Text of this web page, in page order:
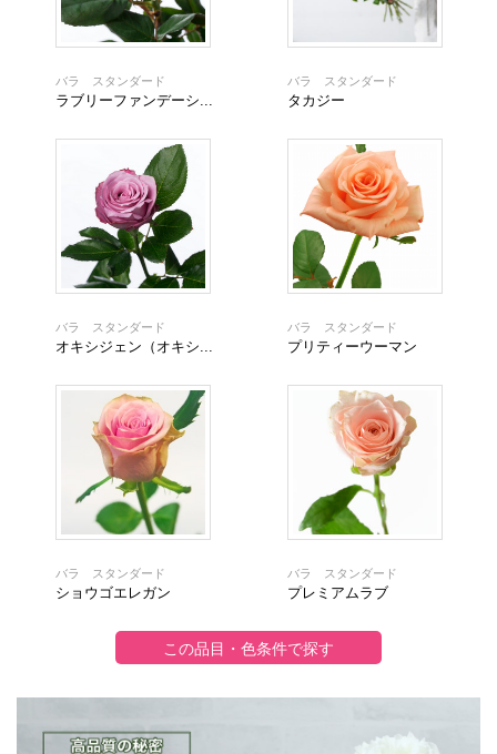
バラ スタンダード
ラブリーファンデーシ...
バラ スタンダード
タカジー
バラ スタンダード
オキシジェン（オキシ...
バラ スタンダード
プリティーウーマン
バラ スタンダード
ショウゴエレガン
バラ スタンダード
プレミアムラブ